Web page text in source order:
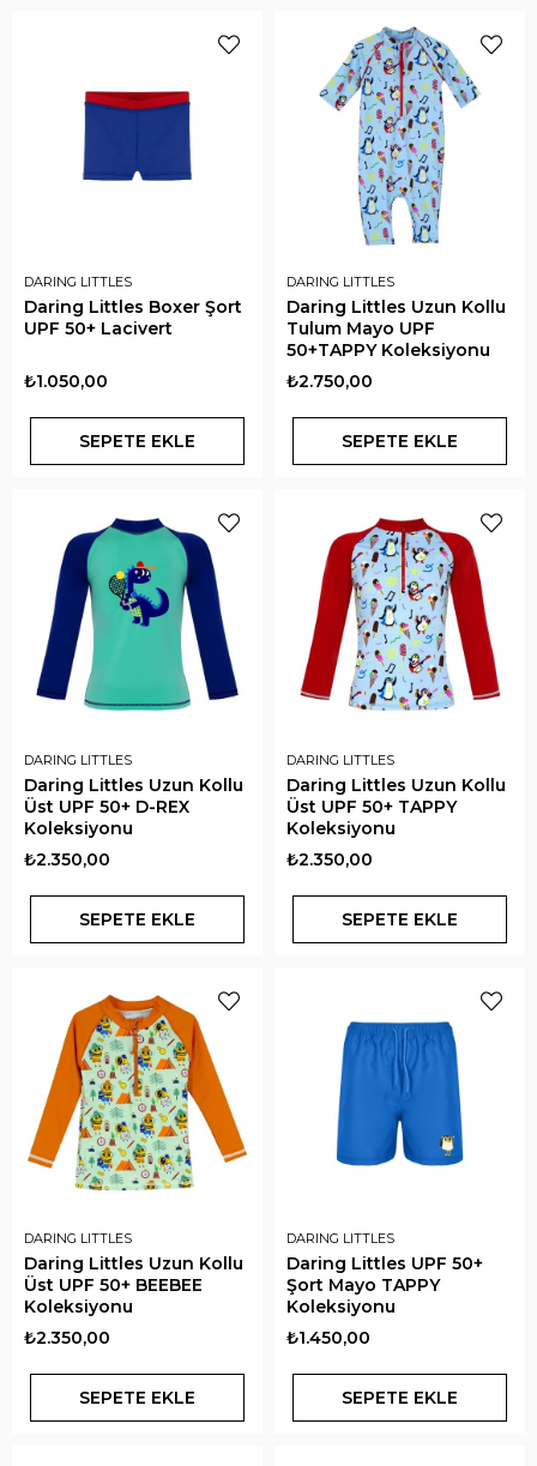
DARING LITTLES
Daring Littles Boxer Şort
UPF 50+ Lacivert
₺1.050,00
SEPETE EKLE
DARING LITTLES
Daring Littles Uzun Kollu
Tulum Mayo UPF
50+TAPPY Koleksiyonu
₺2.750,00
SEPETE EKLE
DARING LITTLES
Daring Littles Uzun Kollu
Üst UPF 50+ D-REX
Koleksiyonu
₺2.350,00
SEPETE EKLE
DARING LITTLES
Daring Littles Uzun Kollu
Üst UPF 50+ TAPPY
Koleksiyonu
₺2.350,00
SEPETE EKLE
DARING LITTLES
Daring Littles Uzun Kollu
Üst UPF 50+ BEEBEE
Koleksiyonu
₺2.350,00
SEPETE EKLE
DARING LITTLES
Daring Littles UPF 50+
Şort Mayo TAPPY
Koleksiyonu
₺1.450,00
SEPETE EKLE